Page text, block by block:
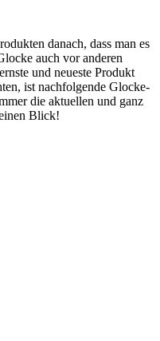
danach, dass man es
auch vor anderen
und neueste Produkt
ist nachfolgende Glocke-
die aktuellen und ganz
Blick!